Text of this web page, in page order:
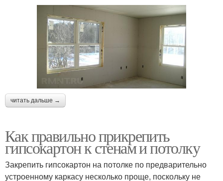
читать дальше →
Как правильно прикрепить
гипсокартон к стенам и потолку
Закрепить гипсокартон на потолке по предварительно
устроенному каркасу несколько проще, поскольку не